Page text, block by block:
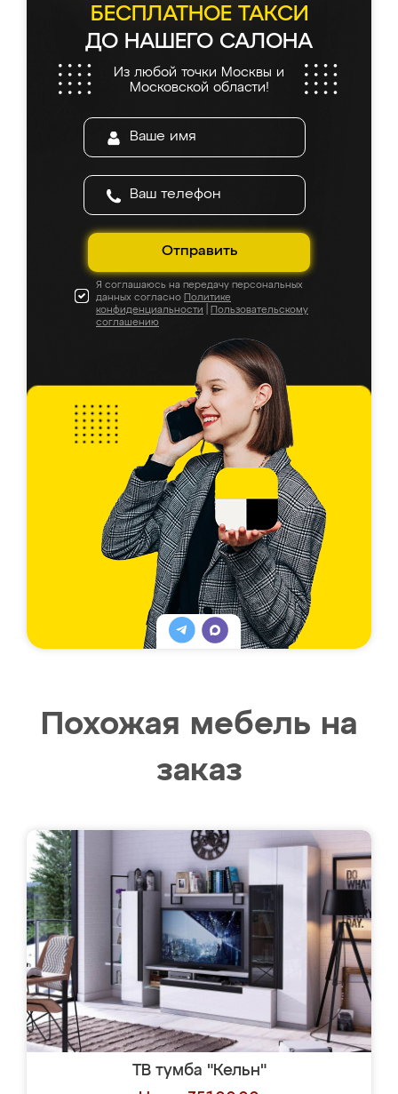
БЕСПЛАТНОЕ ТАКСИ
ДО НАШЕГО САЛОНА
Из любой точки Москвы и
Московской области!
Отправить
Я соглашаюсь на передачу персональных
данных согласно Политике
конфиденциальности
Пользовательскому
соглашению
Похожая мебель на
заказ
ТВ тумба "Кельн"